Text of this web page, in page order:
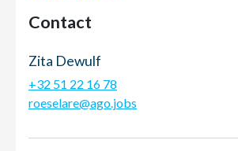
Contact
Zita Dewulf
+32 51 22 16 78
roeselare@ago.jobs